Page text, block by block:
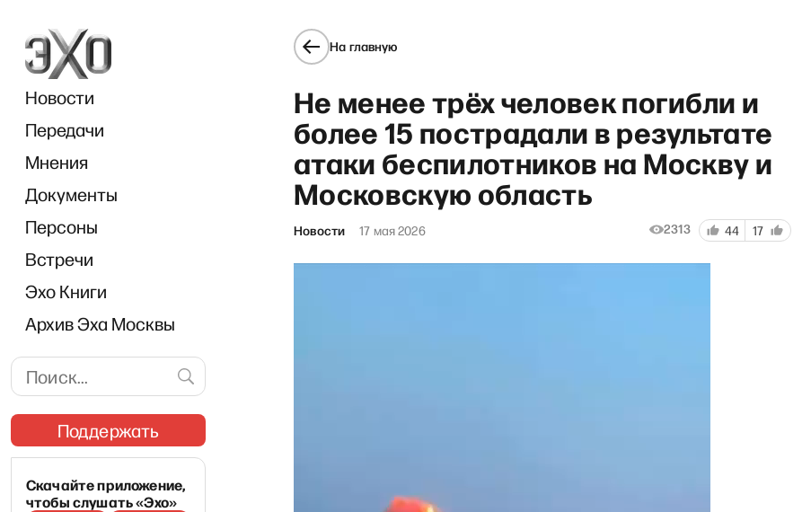
Новости
Передачи
Мнения
Документы
Персоны
Встречи
Эхо Книги
Архив Эха Москвы
Поддержать
Скачайте приложение,
чтобы слушать «Эхо»
На главную
Не менее трёх человек погибли и
более 15 пострадали в результате
атаки беспилотников на Москву и
Московскую область
Новости 17 мая 2026 2313 44 17
«Прямо сейчас» с Владиславом Иноземцевым